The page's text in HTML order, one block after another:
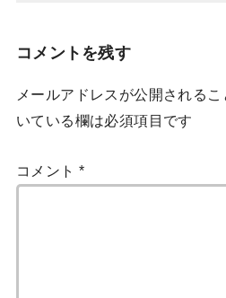
コメントを残す
メールアドレスが公開されるこ
いている欄は必須項目です
コメント *